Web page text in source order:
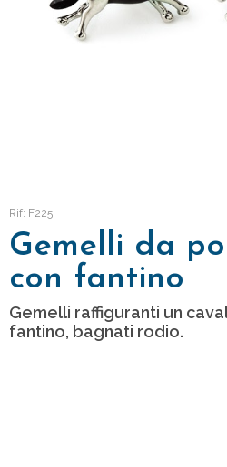
Rif: F225
Gemelli da
con fantino
Gemelli raffiguranti un
fantino, bagnati rodio.